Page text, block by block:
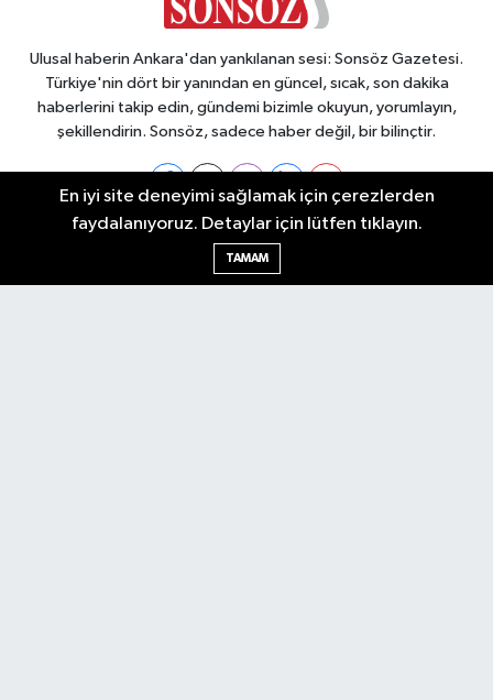
Ulusal haberin Ankara'dan yankılanan sesi: Sonsöz Gazetesi.
Türkiye'nin dört bir yanından en güncel, sıcak, son dakika
haberlerini takip edin, gündemi bizimle okuyun, yorumlayın,
şekillendirin. Sonsöz, sadece haber değil, bir bilinçtir.
Ankara Nöbetçi Eczaneler
En iyi site deneyimi sağlamak için çerezlerden
faydalanıyoruz. Detaylar için lütfen tıklayın.
TAMAM